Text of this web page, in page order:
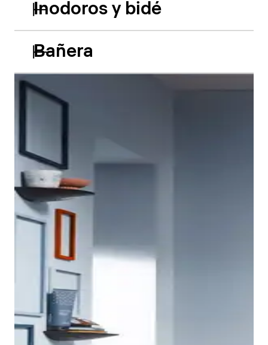
Inodoros y bidé
Bañera